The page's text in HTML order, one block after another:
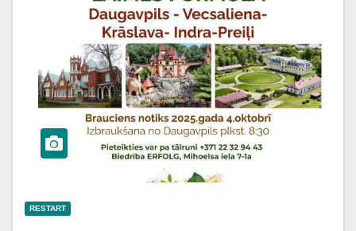
RESTART